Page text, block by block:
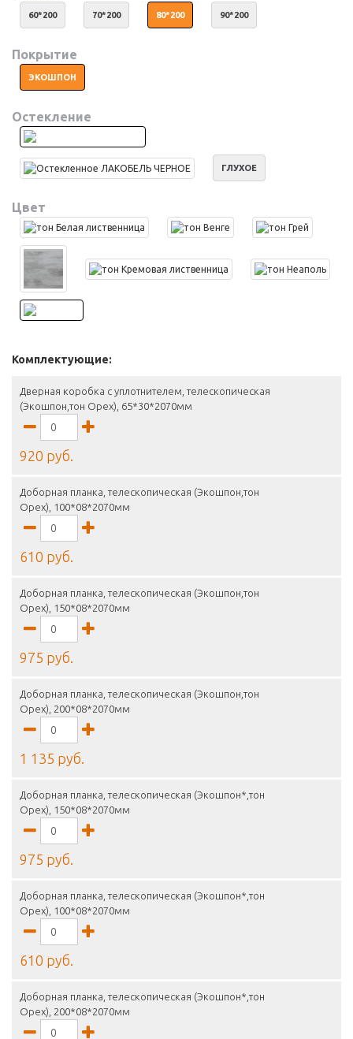
60*200 70*200 80*200 90*200
Покрытие
ЭКОШПОН
Остекление
ГЛУХОЕ
Цвет
Комплектующие:
Дверная коробка с уплотнителем, телескопическая
(Экошпон,тон Орех), 65*30*2070мм
920 руб.
Доборная планка, телескопическая (Экошпон,тон
Орех), 100*08*2070мм
610 руб.
Доборная планка, телескопическая (Экошпон,тон
Орех), 150*08*2070мм
975 руб.
Доборная планка, телескопическая (Экошпон,тон
Орех), 200*08*2070мм
1 135 руб.
Доборная планка, телескопическая (Экошпон*,тон
Орех), 150*08*2070мм
975 руб.
Доборная планка, телескопическая (Экошпон*,тон
Орех), 100*08*2070мм
610 руб.
Доборная планка, телескопическая (Экошпон*,тон
Орех), 200*08*2070мм